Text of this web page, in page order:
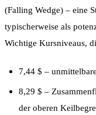
(Falling Wedge) – eine
typischerweise als
Wichtige Kursniveaus,
7,44 $ –
8,29 $ –
der oberen